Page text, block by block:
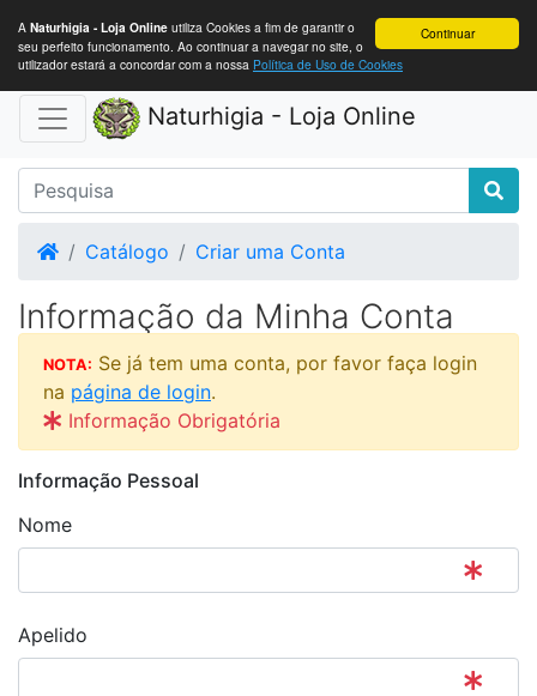
Continuar
A Naturhigia - Loja Online utiliza Cookies a fim de garantir o
seu perfeito funcionamento. Ao continuar a navegar no site, o
utilizador estará a concordar com a nossa Política de Uso de Cookies
Naturhigia - Loja Online
HomeCatálogo Criar uma Conta
Informação da Minha Conta
NOTA: Se já tem uma conta, por favor faça login
na página de login.
Informação Obrigatória
Informação Pessoal
Nome
Apelido